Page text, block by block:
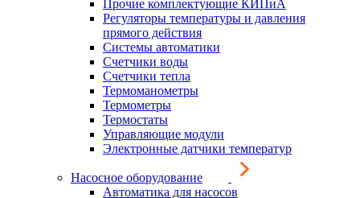
Прочие комплектующие КИПиА
Регуляторы температуры и давления
прямого действия
Системы автоматики
Счетчики воды
Счетчики тепла
Термоманометры
Термометры
Термостаты
Управляющие модули
Электронные датчики температур
Насосное оборудование
Автоматика для насосов